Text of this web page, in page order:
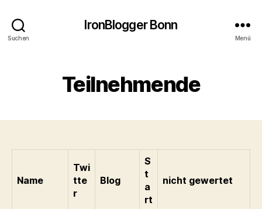
Suchen
IronBlogger Bonn
Menü
Teilnehmende
Name
Twi
tte
r
Blog
S
t
a
rt
nicht gewertet